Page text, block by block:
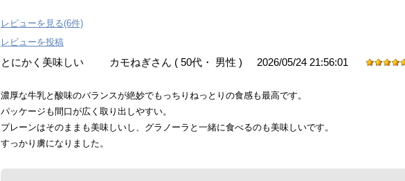
レビューを見る(6件)
レビューを投稿
とにかく美味しい カモねぎさん ( 50代・ 男性 ) 2026/05/24 21:56:01
濃厚な牛乳と酸味のバランスが絶妙でもっちりねっとりの食感も最高です。
パッケージも間口が広く取り出しやすい。
プレーンはそのままも美味しいし、グラノーラと一緒に食べるのも美味しいです。
すっかり虜になりました。